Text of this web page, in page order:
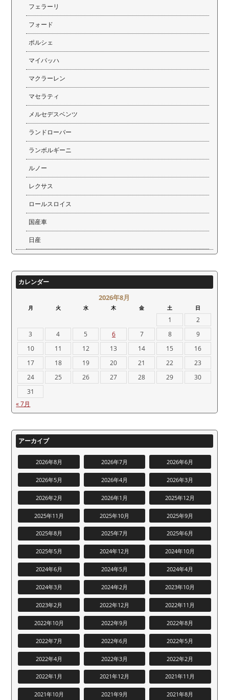
フェラーリ
フォード
ポルシェ
マイバッハ
マクラーレン
マセラティ
メルセデスベンツ
ランドローバー
ランボルギーニ
ルノー
レクサス
ロールスロイス
国産車
日産
カレンダー
2026年8月
月 火 水 木 金 土 日
1
2
3
4 5 6 7 8
9
10
11 12 13 14 15
16
17
18 19 20 21 22
23
24
25 26 27 28 29
30
31
« 7月
アーカイブ
2026年8月 2026年7月 2026年6月
2026年5月 2026年4月 2026年3月
2026年2月 2026年1月 2025年12月
2025年11月 2025年10月 2025年9月
2025年8月 2025年7月 2025年6月
2025年5月 2024年12月 2024年10月
2024年6月 2024年5月 2024年4月
2024年3月 2024年2月 2023年10月
2023年2月 2022年12月 2022年11月
2022年10月 2022年9月 2022年8月
2022年7月 2022年6月 2022年5月
2022年4月 2022年3月 2022年2月
2022年1月 2021年12月 2021年11月
2021年10月 2021年9月 2021年8月